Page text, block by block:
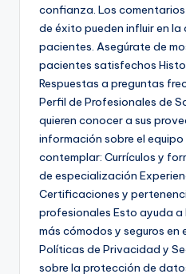
confianza. Los
de éxito pueden influir en la
pacientes. Asegúrate de
pacientes satisfechos
Respuestas a preguntas
Perfil de Profesionales de
quieren conocer a sus
información sobre el
contemplar: Currículos y
de especialización
Certificaciones y
profesionales Esto ayuda
más cómodos y seguros en
Políticas de Privacidad y
sobre la protección de